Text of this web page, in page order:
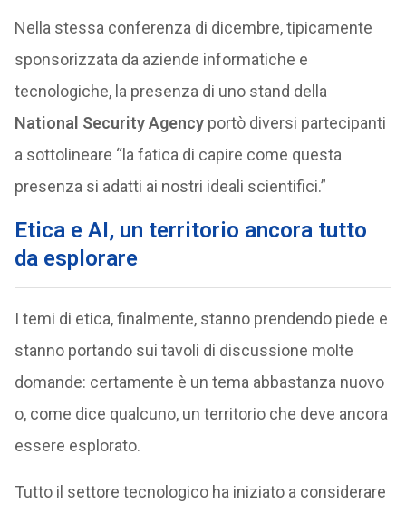
Nella stessa conferenza di dicembre, tipicamente
sponsorizzata da aziende informatiche e
tecnologiche, la presenza di uno stand della
National Security Agencyportò diversi partecipanti
a sottolineare “la fatica di capire come questa
presenza si adatti ai nostri ideali scientifici.”
Etica e AI, un territorio ancora tutto
da esplorare
I temi di etica, finalmente, stanno prendendo piede e
stanno portando sui tavoli di discussione molte
domande: certamente è un tema abbastanza nuovo
o, come dice qualcuno, un territorio che deve ancora
essere esplorato.
Tutto il settore tecnologico ha iniziato a considerare